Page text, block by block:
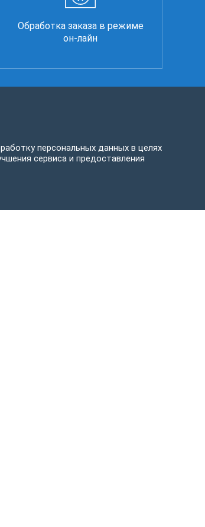
Обработка заказа в режиме
он-лайн
персональных данных в целях
сервиса и предоставления